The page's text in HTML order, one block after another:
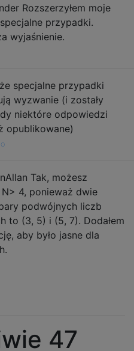
Rozszerzyłem moje
przypadki.
wyjaśnienie.
specjalne przypadki
wyzwanie (i zostały
niektóre odpowiedzi
opublikowane)
Tak, możesz
4, ponieważ dwie
podwójnych liczb
to (3, 5) i (5, 7). Dodałem
aby było jasne dla
47